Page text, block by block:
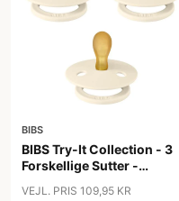
BIBS
BIBS Try-It Collection - 3
Forskellige Sutter -
VEJL. PRIS 109,95 KR